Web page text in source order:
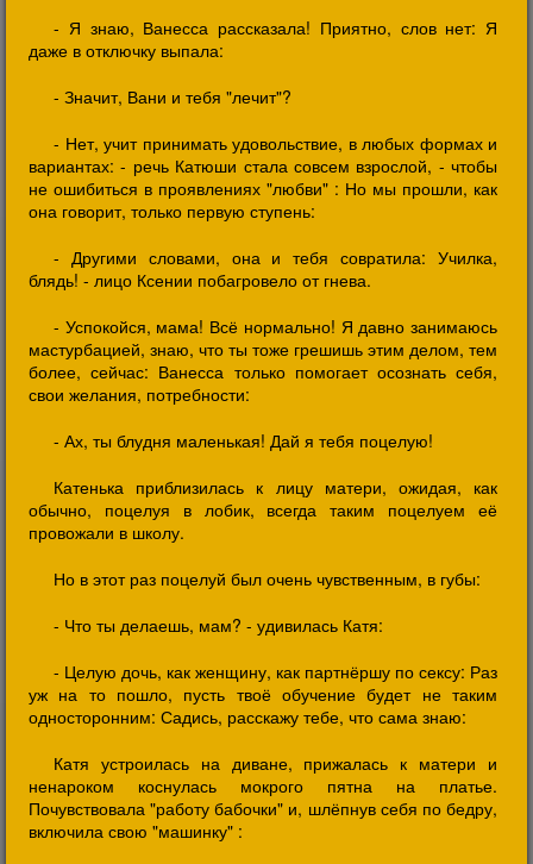
- Я знаю, Ванесса рассказала! Приятно, слов нет: Я
даже в отключку выпала:
- Значит, Вани и тебя "лечит"?
- Нет, учит принимать удовольствие, в любых формах и
вариантах: - речь Катюши стала совсем взрослой, - чтобы
не ошибиться в проявлениях "любви" : Но мы прошли, как
она говорит, только первую ступень:
- Другими словами, она и тебя совратила: Училка,
блядь! - лицо Ксении побагровело от гнева.
- Успокойся, мама! Всё нормально! Я давно занимаюсь
мастурбацией, знаю, что ты тоже грешишь этим делом, тем
более, сейчас: Ванесса только помогает осознать себя,
свои желания, потребности:
- Ах, ты блудня маленькая! Дай я тебя поцелую!
Катенька приблизилась к лицу матери, ожидая, как
обычно, поцелуя в лобик, всегда таким поцелуем её
провожали в школу.
Но в этот раз поцелуй был очень чувственным, в губы:
- Что ты делаешь, мам? - удивилась Катя:
- Целую дочь, как женщину, как партнёршу по сексу: Раз
уж на то пошло, пусть твоё обучение будет не таким
односторонним: Садись, расскажу тебе, что сама знаю:
Катя устроилась на диване, прижалась к матери и
ненароком коснулась мокрого пятна на платье.
Почувствовала "работу бабочки" и, шлёпнув себя по бедру,
включила свою "машинку" :